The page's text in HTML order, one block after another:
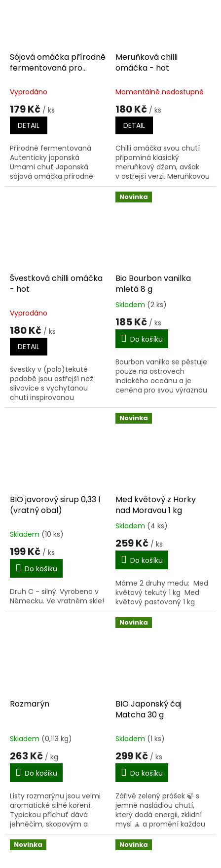
Sójová omáčka přírodně
fermentovaná pro
kuchyni 500 ml
Vyprodáno
179 Kč / ks
DETAIL
Přírodně fermentovaná
Autenticky japonská
Umami chuť Japonská
sójová omáčka přírodně
fermentovaná bez
Meruňková chilli
omáčka - hot
Momentálně nedostupné
180 Kč / ks
DETAIL
Chilli omáčka svou chutí
připomíná klasický
meruňkový džem, avšak
v ostřejší verzi. Meruňkovou
chilli omáčku jsme vyrobili
ze šťavnatých meruněk
ze sadů Starý...
Švestková chilli omáčka
- hot
Vyprodáno
180 Kč / ks
DETAIL
švestky v (polo)tekuté
podobě jsou ostřejší než
slivovice s vychytanou
chutí inspirovanou
tradičními českými povidly.
Novinka
Bio Bourbon vanilka
mletá 8 g
Průměrné
hodnocení
produktu
5,0
5
hvězdiček.
Skladem (2 ks)
185 Kč / ks
Do košíku
Bourbon vanilka se pěstuje
pouze na ostrovech
Indického oceánu a je
ceněna pro svou výraznou
přirozeně vysokým
obsahem vonné látky
BIO javorový sirup 0,33 l
(vratný obal)
Skladem (10 ks)
199 Kč / ks
Do košíku
Druh C - silný. Vyrobeno v
Německu. Ve vratném skle!
Novinka
Med květový z Horky
nad Moravou 1 kg
Průměrné
hodnocení
produktu
4,0
5
hvězdiček.
Skladem (4 ks)
259 Kč / ks
Do košíku
Máme 2 druhy medu: Med
květový tekutý 1 kg Med
květový pastovaný 1 kg
Rozmarýn
Skladem (0,113 kg)
263 Kč / kg
Do košíku
Listy rozmarýnu jsou velmi
aromatické silné koření.
Typickou příchuť dává
jehněčím, skopovým a
kuřecím pokrmům. Používá
se ke kořenění zvěřiny, do
marinád, rajčatové...
Novinka
BIO Japonský čaj
Matcha 30 g
Skladem (1 ks)
299 Kč / ks
Do košíku
Zářivě zelený prášek 🍃 s
jemně nasládlou chutí,
který dodá energii, zklidní
mysl 🧘 a promění každou
přípravu v malý rituál.
Pečlivě vybíráme čajové
lístky z japonských...
Novinka Novinka